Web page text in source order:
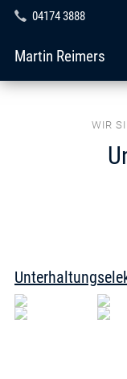
04174 3888
Martin Reimers
WIR